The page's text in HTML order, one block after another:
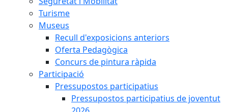
Turisme
Museus
Recull d'exposicions anteriors
Oferta Pedagògica
Concurs de pintura ràpida
Participació
Pressupostos participatius
Pressupostos participatius de joventut